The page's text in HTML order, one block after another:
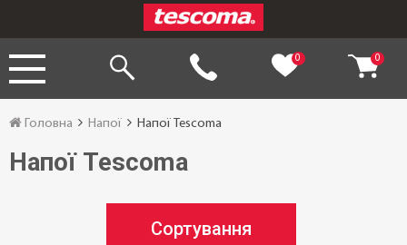
0 0
Головна Напої Напої Tescoma
Напої Tescoma
Сортування